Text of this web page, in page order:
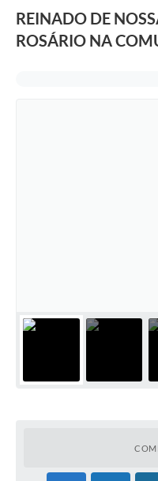
REINADO DE
ROSÁRIO NA